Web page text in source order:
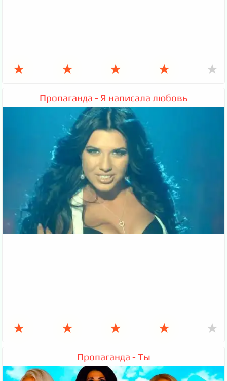
★ ★ ★ ★ ★
Пропаганда - Я написала любовь
★ ★ ★ ★ ★
Пропаганда - Ты